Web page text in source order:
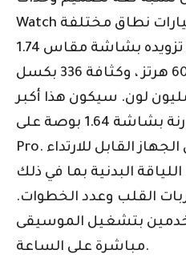
Watch الحديثة. يتم عرضه في خيارات نطاق مختلفة
مع قرص أسود. سيتم تزويده بشاشة مقاس 1.74
بوصة مع معدل تحديث 60 هرتز ، وكثافة 336 بكسل
بوصة و 16.7 مليون لون. سيكون هذا أكبر
مقارنة بشاشة 1.64 بوصة على Xiaomi Mi Band 7
Pro. علاوة على ذلك ، فإن الجهاز القابل للارتداء
البدنية بما في ذلك
القلب وعدد الخطوات.
بتشغيل الموسيقى
مباشرة على الساعة.